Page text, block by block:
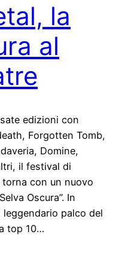
la
al
edizioni con
Forgotten Tomb,
Domine,
il festival di
con un nuovo
Oscura”. In
palco del
top 10…